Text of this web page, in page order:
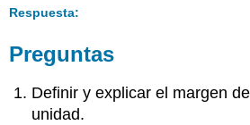
Respuesta:
Preguntas
Definir y explicar el margen
unidad.